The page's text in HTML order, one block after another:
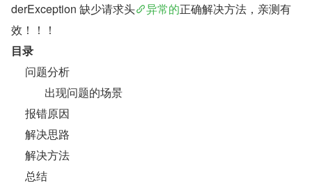
derException 缺少请求头
异常的正确解决方法，亲测有
效！！！
目录
     问题分析
            出现问题的场景
     报错原因
     解决思路
     解决方法
     总结